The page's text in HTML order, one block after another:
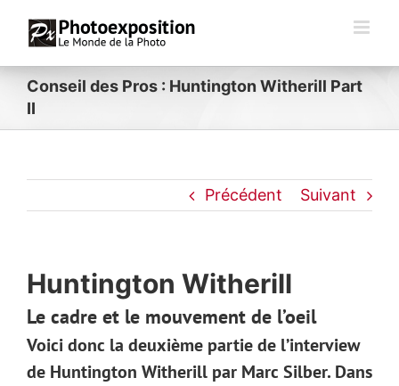
Conseil des Pros : Huntington Witherill Part
II
Précédent Suivant
Huntington Witherill
Le cadre et le mouvement de l’oeil
Voici donc la deuxième partie de l’interview
de Huntington Witherill par Marc Silber. Dans